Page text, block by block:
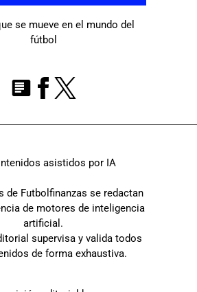
se mueve en el mundo del
fútbol
asistidos por IA
de Futbolfinanzas se redactan
de motores de inteligencia
artificial.
supervisa y valida todos
de forma exhaustiva.